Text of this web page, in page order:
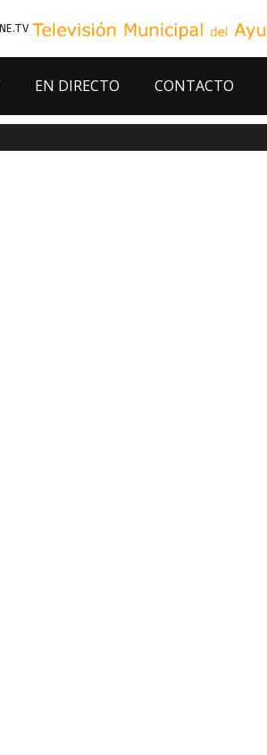
EN DIRECTO CONTACTO